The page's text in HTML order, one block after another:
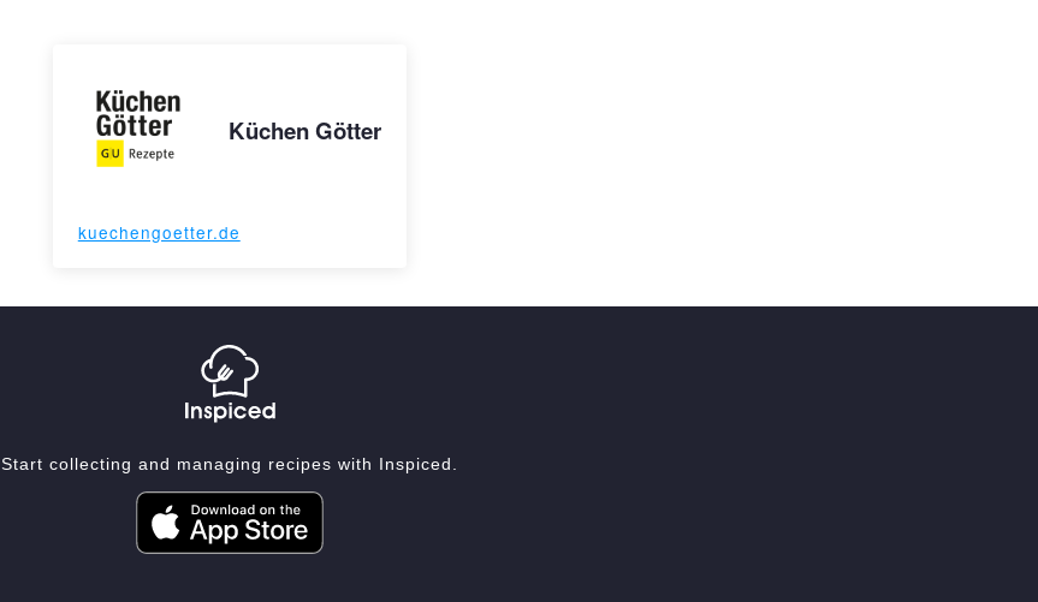
Küchen Götter
kuechengoetter.de
Start collecting and managing recipes with Inspiced.